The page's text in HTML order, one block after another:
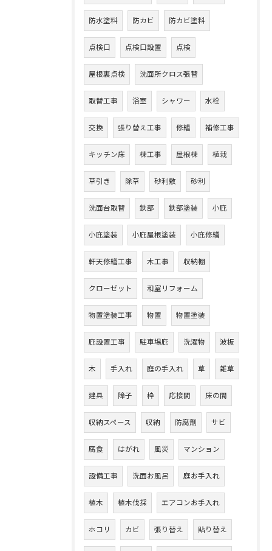
防水塗料 防カビ 防カビ塗料
点検口 点検口設置 点検
屋根裏点検 洗面所クロス張替
取替工事 浴室 シャワー 水栓
交換 張り替え工事 修繕 補修工事
キッチン床 棟工事 屋根棟 植栽
草引き 除草 砂利敷 砂利
洗面台取替 鉄部 鉄部塗装 小庇
小庇塗装 小庇屋根塗装 小庇修繕
軒天修繕工事 木工事 収納棚
クローゼット 和室リフォーム
物置塗装工事 物置 物置塗装
庇設置工事 駐車場庇 洗濯物 波板
木 手入れ 庭の手入れ 草 雑草
建具 障子 枠 応接間 床の間
収納スペース 収納 防腐剤 サビ
腐食 はがれ 風災 マンション
設備工事 洗面お風呂 庭お手入れ
植木 植木伐採 エアコンお手入れ
ホコリ カビ 張り替え 貼り替え